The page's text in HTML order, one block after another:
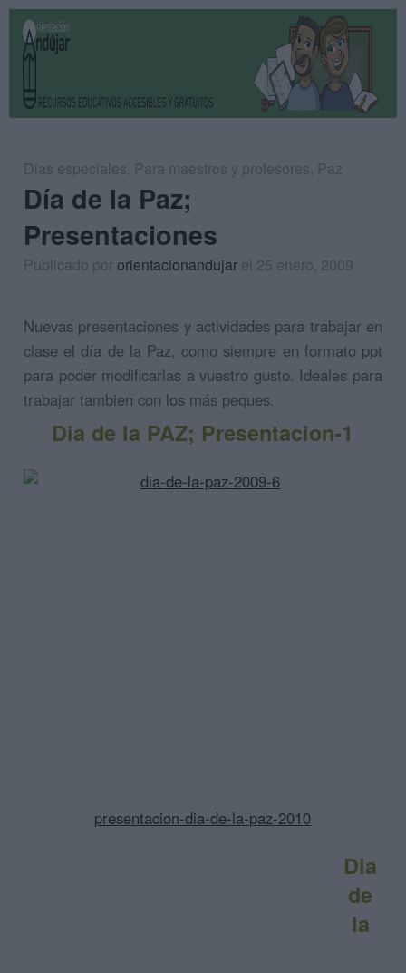
Dias especiales, Para maestros y profesores, Paz
Día de la Paz;
Presentaciones
Publicado pororientacionandujar el 25 enero, 2009
Nuevas presentaciones y actividades para trabajar en
clase el día de la Paz, como siempre en formato ppt
para poder modificarlas a vuestro gusto. Ideales para
trabajar tambien con los más peques.
Dia de la PAZ; Presentacion-1
presentacion-dia-de-la-paz-2010
Dia
de
la